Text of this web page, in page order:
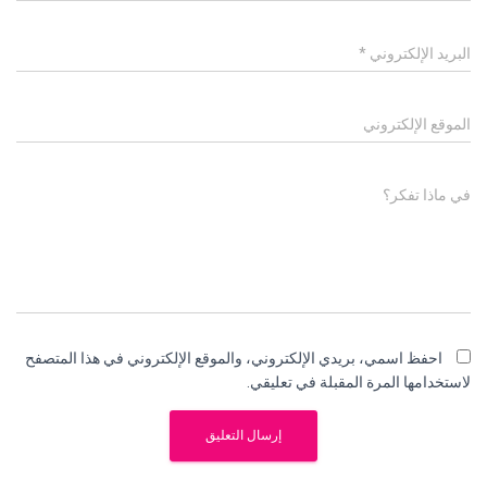
البريد الإلكتروني *
الموقع الإلكتروني
في ماذا تفكر؟
احفظ اسمي، بريدي الإلكتروني، والموقع الإلكتروني في هذا المتصفح
لاستخدامها المرة المقبلة في تعليقي.